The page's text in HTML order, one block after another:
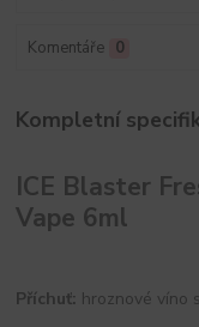
Komentáře 0
Kompletní
ICE Blaster
Vape 6ml
Příchuť: hroznové víno